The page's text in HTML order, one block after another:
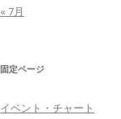
« 7月
固定ページ
イベント・チャート